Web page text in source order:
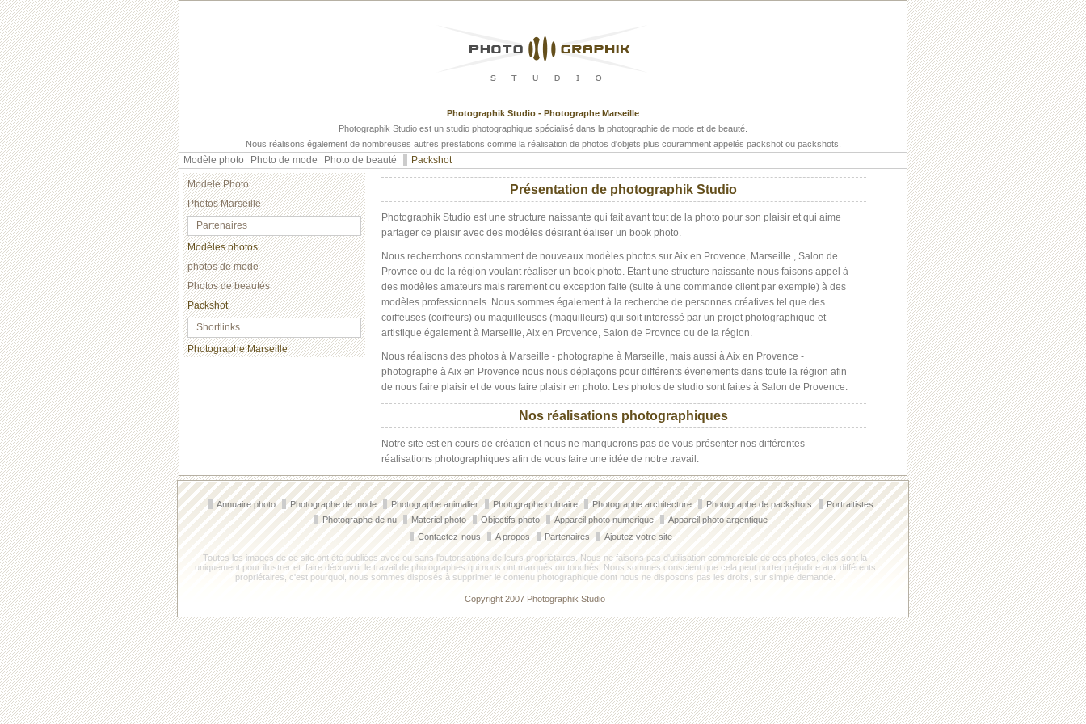
Photographik Studio - Photographe Marseille
Photographik Studio est un studio photographique spécialisé dans la photographie de mode et de beauté.
Nous réalisons également de nombreuses autres prestations comme la réalisation de photos d'objets plus couramment appelés packshot ou packshots.
Modèle photo Photo de mode Photo de beauté Packshot
Modele Photo
Photos Marseille
Partenaires
Modèles photos
photos de mode
Photos de beautés
Packshot
Shortlinks
Photographe Marseille
Présentation de photographik Studio
Photographik Studio est une structure naissante qui fait avant tout de la photo pour son plaisir et qui aime
partager ce plaisir avec des modèles désirant éaliser un book photo.
Nous recherchons constamment de nouveaux modèles photos sur Aix en Provence, Marseille , Salon de
Provnce ou de la région voulant réaliser un book photo. Etant une structure naissante nous faisons appel à
des modèles amateurs mais rarement ou exception faite (suite à une commande client par exemple) à des
modèles professionnels. Nous sommes également à la recherche de personnes créatives tel que des
coiffeuses (coiffeurs) ou maquilleuses (maquilleurs) qui soit interessé par un projet photographique et
artistique également à Marseille, Aix en Provence, Salon de Provnce ou de la région.
Nous réalisons des photos à Marseille - photographe à Marseille, mais aussi à Aix en Provence -
photographe à Aix en Provence nous nous déplaçons pour différents évenements dans toute la région afin
de nous faire plaisir et de vous faire plaisir en photo. Les photos de studio sont faites à Salon de Provence.
Nos réalisations photographiques
Notre site est en cours de création et nous ne manquerons pas de vous présenter nos différentes
réalisations photographiques afin de vous faire une idée de notre travail.
Annuaire photo Photographe de mode Photographe animalier Photographe culinaire Photographe architecture Photographe de packshots
Portraitistes
Photographe de nu
Materiel photo Objectifs photo Appareil photo numerique
Appareil photo argentique
Contactez-nous
A propos Partenaires Ajoutez votre site
Toutes les images de ce site ont été publiées avec ou sans l'autorisations de leurs propriétaires. Nous ne faisons pas d'utilisation commerciale de ces photos, elles sont là
uniquement pour illustrer et faire découvrir le travail de photographes qui nous ont marqués ou touchés. Nous sommes conscient que cela peut porter préjudice aux différents
propriétaires, c'est pourquoi, nous sommes disposés à supprimer le contenu photographique dont nous ne disposons pas les droits, sur simple demande.
Copyright 2007 Photographik Studio